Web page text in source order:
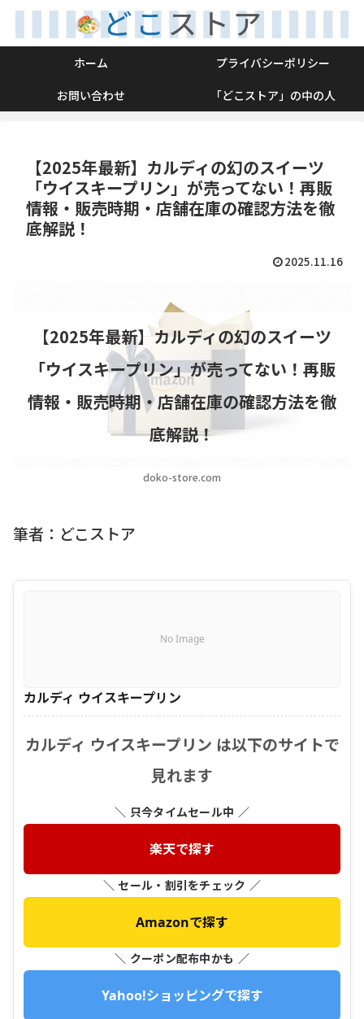
ホーム
プライバシーポリシー
お問い合わせ
「どこストア」の中の人
【2025年最新】カルディの幻のスイーツ
「ウイスキープリン」が売ってない！再販
情報・販売時期・店舗在庫の確認方法を徹
底解説！
2025.11.16
doko-store.com
【2025年最新】カルディの幻のスイーツ
「ウイスキープリン」が売ってない！再販
情報・販売時期・店舗在庫の確認方法を徹
底解説！
筆者：どこストア
No Image
カルディ ウイスキープリン
カルディ ウイスキープリン は以下のサイトで
見れます
＼ 只今タイムセール中 ／
楽天で探す
＼ セール・割引をチェック ／
Amazonで探す
＼ クーポン配布中かも ／
Yahoo!ショッピングで探す